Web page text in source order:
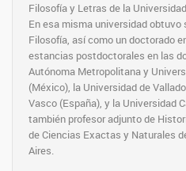
Filosofía y Letras de la
En esa misma universidad
Filosofía, así como un doctorado
estancias postdoctorales en las
Autónoma Metropolitana y
(México), la Universidad de
Vasco (España), y la Universidad
también profesor adjunto de
de Ciencias Exactas y Naturales
Aires.